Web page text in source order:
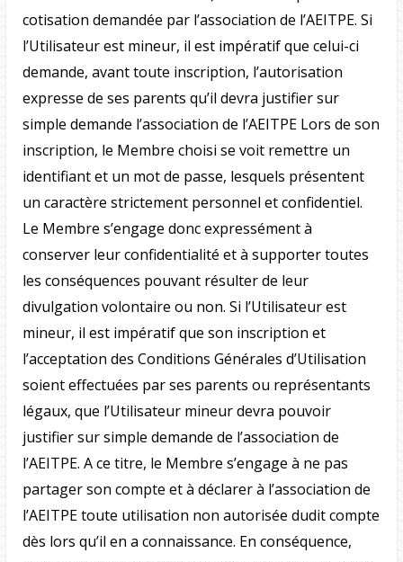
cotisation demandée par l’association de l’AEITPE. Si
l’Utilisateur est mineur, il est impératif que celui-ci
demande, avant toute inscription, l’autorisation
expresse de ses parents qu’il devra justifier sur
simple demande l’association de l’AEITPE Lors de son
inscription, le Membre choisi se voit remettre un
identifiant et un mot de passe, lesquels présentent
un caractère strictement personnel et confidentiel.
Le Membre s’engage donc expressément à
conserver leur confidentialité et à supporter toutes
les conséquences pouvant résulter de leur
divulgation volontaire ou non. Si l’Utilisateur est
mineur, il est impératif que son inscription et
l’acceptation des Conditions Générales d’Utilisation
soient effectuées par ses parents ou représentants
légaux, que l’Utilisateur mineur devra pouvoir
justifier sur simple demande de l’association de
l’AEITPE. A ce titre, le Membre s’engage à ne pas
partager son compte et à déclarer à l’association de
l’AEITPE toute utilisation non autorisée dudit compte
dès lors qu’il en a connaissance. En conséquence,